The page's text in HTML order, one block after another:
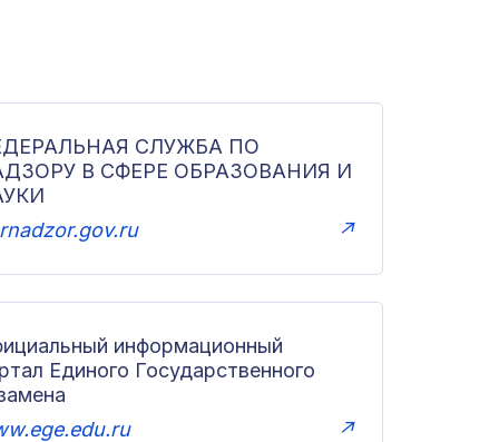
СЛУЖБА ПО
В СФЕРЕ ОБРАЗОВАНИЯ И
↗
информационный
Единого Государственного
↗